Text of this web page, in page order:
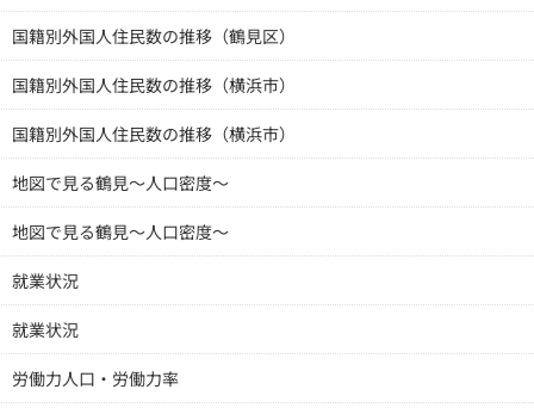
国籍別外国人住民数の推移（鶴見区）
国籍別外国人住民数の推移（横浜市）
国籍別外国人住民数の推移（横浜市）
地図で見る鶴見～人口密度～
地図で見る鶴見～人口密度～
就業状況
就業状況
労働力人口・労働力率